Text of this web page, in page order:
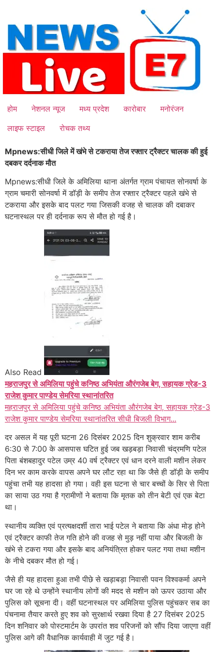
content
होम नेशनल न्यूज मध्य प्रदेश कारोबार
मनोरंजन
लाइफ स्टाइल
रोचक तथ्य
Mpnews:सीधी जिले में खंभे से टकराया तेज रफ्तार ट्रैक्टर चालक की हुई
दबकर दर्दनाक मौत
Mpnews:सीधी जिले के अमिलिया थाना अंतर्गत ग्राम पंचायत सोनवर्षा के
ग्राम चमारी सोनवर्षा में डॉड़ी के समीप तेज रफ्तार ट्रैक्टर पहले खंभे से
टकराया और इसके बाद पलट गया जिसकी वजह से चालक की दबाकर
घटनास्थल पर ही दर्दनाक रूप से मौत हो गई है।
Also Read
महराजपुर से अमिलिया पहुंचे कनिष्ठ अभियंता औरंगजेब बेग, सहायक ग्रेड-3
राजेश कुमार पाण्डेय सेमरिया स्थानांतरित
महराजपुर से अमिलिया पहुंचे कनिष्ठ अभियंता औरंगजेब बेग, सहायक ग्रेड-3
राजेश कुमार पाण्डेय सेमरिया स्थानांतरित सीधी बिजली विभाग...
दर असल में यह पूरी घटना 26 दिसंबर 2025 दिन शुक्रवार शाम करीब
6:30 से 7:00 के आसपास घटित हुई जब खड़बड़ा निवासी चंद्रमणि पटेल
पिता बंशबहादुर पटेल उम्र 40 वर्ष ट्रैक्टर एवं धान दरने वाली मशीन लेकर
दिन भर काम करके वापस अपने घर लौट रहा था कि जैसे ही डॉड़ी के समीप
पहुंचा तभी यह हादसा हो गया। वही इस घटना से चार बच्चों के सिर से पिता
का साया उठ गया है ग्रामीणों ने बताया कि मृतक को तीन बेटी एवं एक बेटा
था।
स्थानीय व्यक्ति एवं प्रत्यक्षदर्शी तारा भाई पटेल ने बताया कि अंधा मोड़ होने
एवं ट्रैक्टर काफी तेज गति होने की वजह से मुड़ नहीं पाया और बिजली के
खंभे से टकरा गया और इसके बाद अनियंत्रित होकर पलट गया तथा मशीन
के नीचे दबकर मौत हो गई।
जैसे ही यह हादसा हुआ तभी पीछे से खड़ाबड़ा निवासी पवन विश्वकर्मा अपने
घर जा रहे थे उन्होंने स्थानीय लोगों की मदद से मशीन को ऊपर उठाया और
पुलिस को सूचना दी। वहीं घटनास्थल पर अमिलिया पुलिस पहुंचकर सब का
पंचनामा तैयार करते हुए शव को सुरक्षार्थ रखवा दिया है 27 दिसंबर 2025
दिन शनिवार को पोस्टमार्टम के उपरांत शव परिजनों को सौंप दिया जाएगा वहीं
पुलिस आगे की वैधानिक कार्यवाही में जुट गई है।